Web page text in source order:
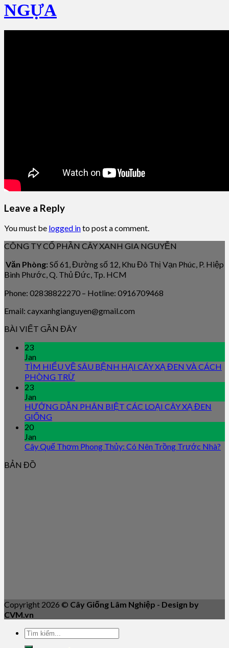
NGỰA
Leave a Reply
You must be logged into post a comment.
CÔNG TY CỔ PHẦN CÂY XANH GIA NGUYỄN
Văn Phòng: Số 61, Đường số 12, Khu Đô Thị Vạn Phúc, P. Hiệp
Bình Phước, Q. Thủ Đức, Tp. HCM
Phone: 02838822270 – Hotline: 0916709468
Email: cayxanhgianguyen@gmail.com
BÀI VIẾT GẦN ĐÂY
23
Jan
TÌM HIỂU VỀ SÂU BỆNH HẠI CÂY XẠ ĐEN VÀ CÁCH
PHÒNG TRỪ
23
Jan
HƯỚNG DẪN PHÂN BIỆT CÁC LOẠI CÂY XẠ ĐEN
GIỐNG
20
Jan
Cây Quế Thơm Phong Thủy: Có Nên Trồng Trước Nhà?
BẢN ĐỒ
Copyright 2026 © Cây Giống Lâm Nghiệp - Design by
CVM.vn